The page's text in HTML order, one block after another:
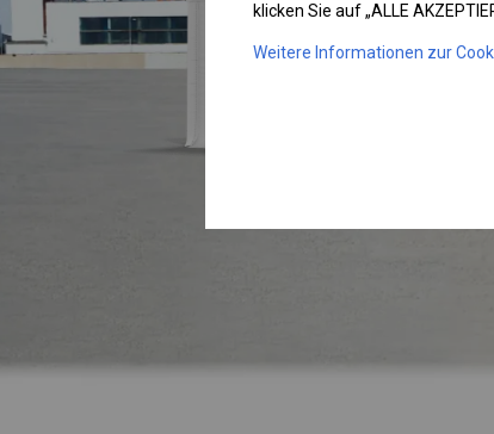
klicken Sie auf „ALLE
Weitere Informationen zur